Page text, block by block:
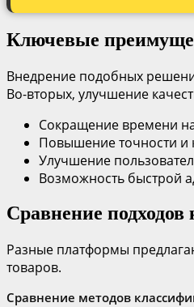
Ключевые
Внедрение подобных
Во-вторых, улучшение
Сокращение времени
Повышение точности и
Улучшение
Возможность быстрой
Сравнение
Разные платформы
товаров.
Сравнение методов